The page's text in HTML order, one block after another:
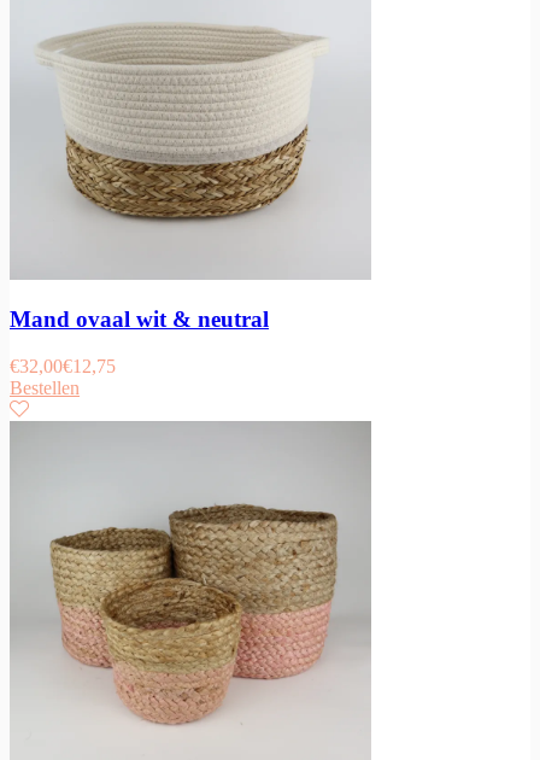
Mand ovaal wit & neutral
€32,00€12,75
Bestellen